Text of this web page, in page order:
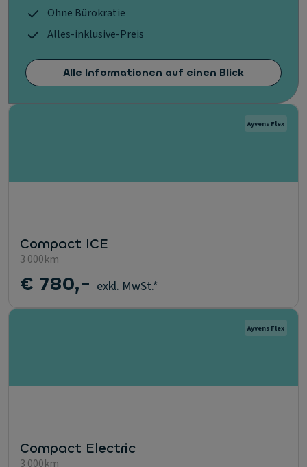
Ohne Bürokratie
Alles-inklusive-Preis
Alle Informationen auf einen Blick
Ayvens Flex
Compact ICE
3 000km
€ 780,- exkl. MwSt.*
Ayvens Flex
Compact Electric
3 000km